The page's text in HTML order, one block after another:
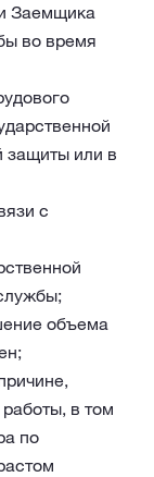
Заемщика
во время
защиты или в
с
объема
работы, в том
по